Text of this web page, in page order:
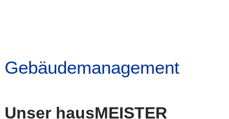
Gebäudemanagement
Unser hausMEISTER